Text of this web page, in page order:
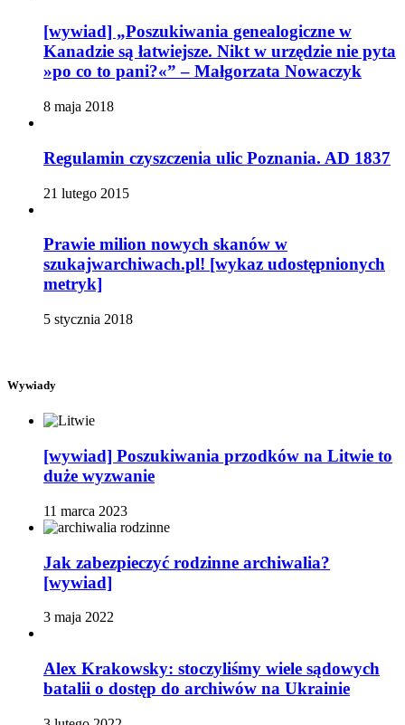
[wywiad] „Poszukiwania genealogiczne w
Kanadzie są łatwiejsze. Nikt w urzędzie nie pyta
»po co to pani?«” – Małgorzata Nowaczyk
8 maja 2018
Regulamin czyszczenia ulic Poznania. AD 1837
21 lutego 2015
Prawie milion nowych skanów w
szukajwarchiwach.pl! [wykaz udostępnionych
metryk]
5 stycznia 2018
Wywiady
[wywiad] Poszukiwania przodków na Litwie to
duże wyzwanie
11 marca 2023
Jak zabezpieczyć rodzinne archiwalia?
[wywiad]
3 maja 2022
Alex Krakowsky: stoczyliśmy wiele sądowych
batalii o dostęp do archiwów na Ukrainie